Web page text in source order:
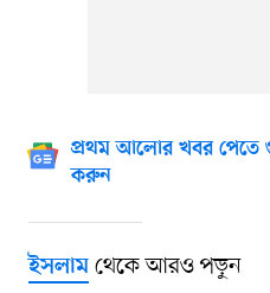
প্রথম আলোর খবর পেতে
করুন
ইসলামথেকে আরও পড়ুন